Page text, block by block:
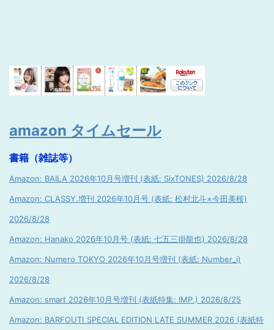
amazon タイムセール
書籍（雑誌等）
Amazon: BAILA 2026年10月号増刊 (表紙: SixTONES) 2026/8/28
Amazon: CLASSY.増刊 2026年10月号 (表紙: 松村北斗×今田美桜)
2026/8/28
Amazon: Hanako 2026年10月号 (表紙: 七五三掛龍也) 2026/8/28
Amazon: Numero TOKYO 2026年10月号増刊 (表紙: Number_i)
2026/8/28
Amazon: smart 2026年10月号増刊 (表紙特集: IMP.) 2026/8/25
Amazon: BARFOUT! SPECIAL EDITION LATE SUMMER 2026 (表紙特